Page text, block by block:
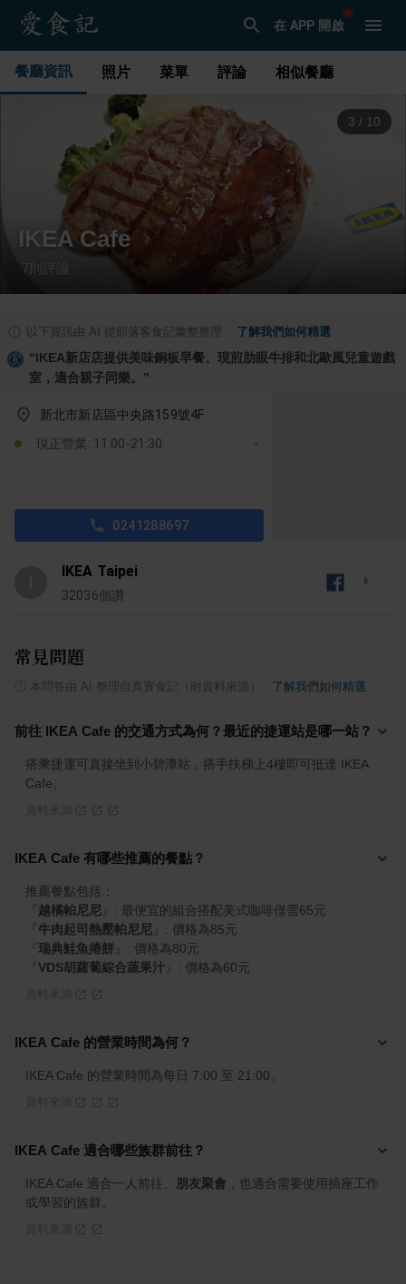
在 APP 開啟
餐廳資訊 照片 菜單 評論 相似餐廳
3 / 10
IKEA Cafe
7 則評論
以下資訊由 AI 從部落客食記彙整整理 了解我們如何精選
“IKEA新店店提供美味銅板早餐、現煎肋眼牛排和北歐風兒童遊戲
室，適合親子同樂。 ”
新北市新店區中央路159號4F
現正營業: 11:00-21:30
0241288697
IKEA Taipei
32036個讚
常見問題
本問答由 AI 整理自真實食記（附資料來源） 了解我們如何精選
前往 IKEA Cafe 的交通方式為何？最近的捷運站是哪一站？
搭乘捷運可直接坐到小碧潭站，搭手扶梯上4樓即可抵達 IKEA
Cafe。
IKEA Cafe 有哪些推薦的餐點？
越橘帕尼尼
牛肉起司熱壓帕尼尼
瑞典鮭魚捲餅
VDS胡蘿蔔綜合蔬果汁 : 價格為60元
IKEA Cafe 的營業時間為何？
IKEA Cafe 的營業時間為每日 7:00 至 21:00。
IKEA Cafe 適合哪些族群前往？
IKEA Cafe 適合一人前往、 朋友聚會 ，也適合需要使用插座工作
或學習的族群。